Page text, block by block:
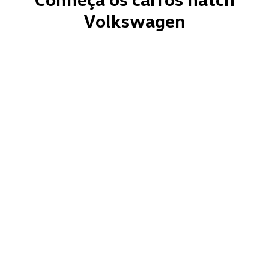
Volkswagen